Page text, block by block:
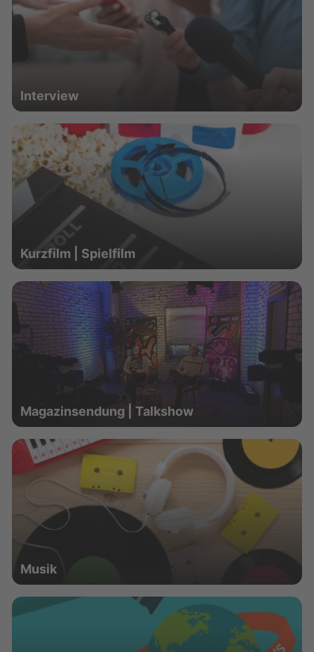
Interview
Kurzfilm | Spielfilm
Magazinsendung | Talkshow
Musik